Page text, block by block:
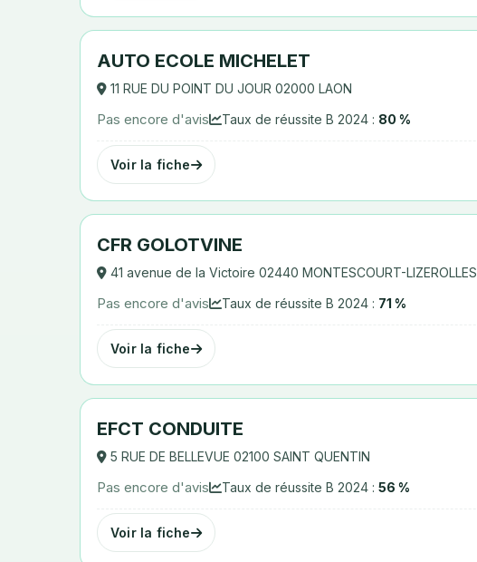
AUTO ECOLE MICHELET
11 RUE DU POINT DU JOUR 02000 LAON
Pas encore d'avis Taux de réussite B 2024 : 80 %
Voir la fiche
CFR GOLOTVINE
41 avenue de la Victoire 02440 MONTESCOURT-LIZEROLLES
Pas encore d'avis Taux de réussite B 2024 : 71 %
Voir la fiche
EFCT CONDUITE
5 RUE DE BELLEVUE 02100 SAINT QUENTIN
Pas encore d'avis Taux de réussite B 2024 : 56 %
Voir la fiche